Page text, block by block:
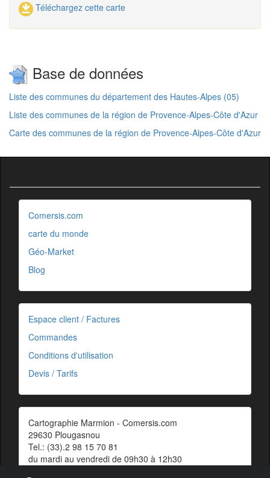
Téléchargez cette carte
Base de données
Liste des communes du département des Hautes-Alpes (05)
Liste des communes de la région de Provence-Alpes-Côte d'Azur
Carte des communes de la région de Provence-Alpes-Côte d'Azur
Comersis.com
carte du monde
Géo-Market
Blog
Espace client / Factures
Commandes
Conditions d'utilisation
Devis / Tarifs
Cartographie Marmion - Comersis.com
29630 Plougasnou
Tel.: (33).2 98 15 70 81
du mardi au vendredi de 09h30 à 12h30